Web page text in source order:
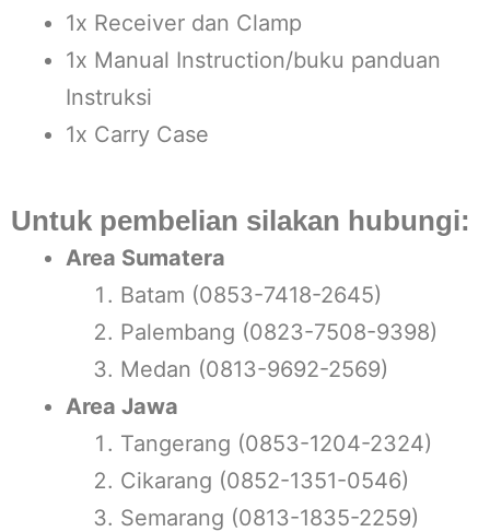
1x Receiver dan Clamp
1x Manual Instruction/buku panduan
Instruksi
1x Carry Case
Untuk pembelian silakan hubungi:
Area Sumatera
Batam (0853-7418-2645)
Palembang (0823-7508-9398)
Medan (0813-9692-2569)
Area Jawa
Tangerang (0853-1204-2324)
Cikarang (0852-1351-0546)
Semarang (0813-1835-2259)